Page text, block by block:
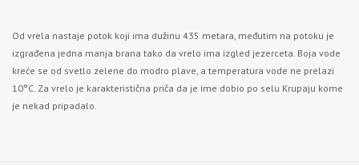
Od vrela nastaje potok koji ima dužinu 435 metara, međutim na potoku je
izgrađena jedna manja brana tako da vrelo ima izgled jezerceta. Boja vode
kreće se od svetlo zelene do modro plave, a temperatura vode ne prelazi
10°C. Za vrelo je karakteristična priča da je ime dobio po selu Krupaju kome
je nekad pripadalo.